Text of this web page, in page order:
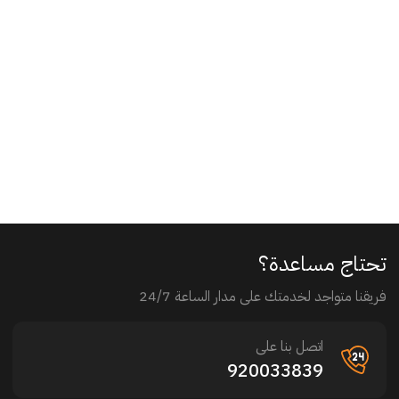
تحتاج مساعدة؟
فريقنا متواجد لخدمتك على مدار الساعة 24/7
اتصل بنا على
920033839